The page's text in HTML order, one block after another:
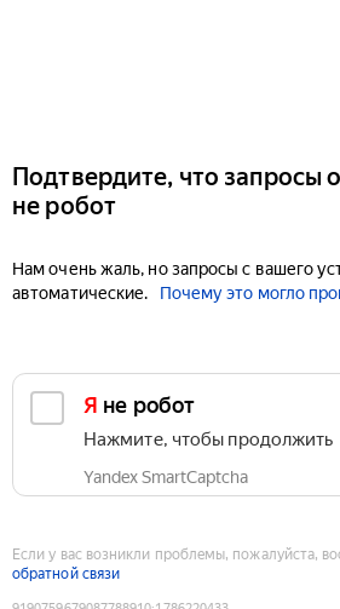
Подтвердите, что запросы
не робот
Нам очень жаль, но запросы с вашего
автоматические.
Почему это могло
Я не робот
Нажмите, чтобы продолжить
Yandex SmartCaptcha
Если у вас возникли проблемы, пожалуйста,
обратной связи